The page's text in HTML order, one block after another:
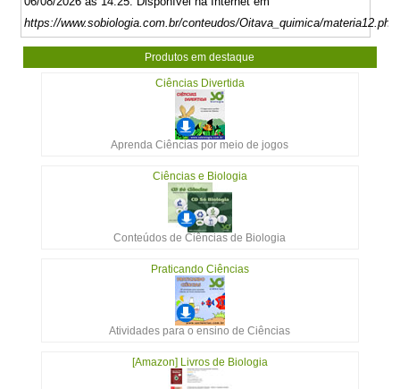
https://www.sobiologia.com.br/conteudos/Oitava_quimica/materia12.php
Produtos em destaque
Ciências Divertida
Aprenda Ciências por meio de jogos
Ciências e Biologia
Conteúdos de Ciências de Biologia
Praticando Ciências
Atividades para o ensino de Ciências
[Amazon] Livros de Biologia